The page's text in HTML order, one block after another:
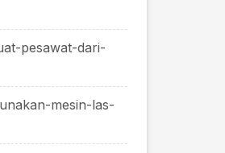
pesawat-dari-
mesin-las-